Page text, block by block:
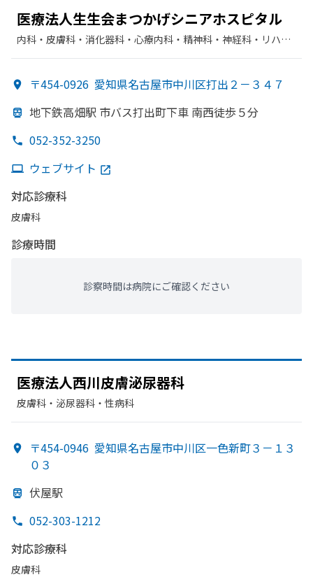
医療法人生生会まつかげシニアホスピタル
内科・​皮膚科・​消化器科・​心療内科・​精神科・神経科・​リハビ
〒454-0926 愛知県名古屋市中川区打出２－３４７
地下鉄高畑駅 市バス打出町下車 南西徒歩５分
052-352-3250
ウェブサイト
対応診療科
皮膚科
診療時間
診察時間は病院にご確認ください
医療法人西川皮膚泌尿器科
皮膚科・​泌尿器科・​性病科
〒454-0946 愛知県名古屋市中川区一色新町３－１３
０３
伏屋駅
052-303-1212
対応診療科
皮膚科